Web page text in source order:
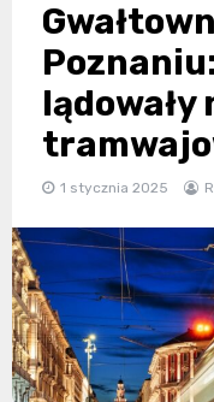
lądowały
1 stycznia 2025